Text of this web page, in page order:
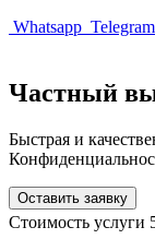
Whatsapp Telegram
Частный
Быстрая и
Оставить заявку
Стоимость услуги